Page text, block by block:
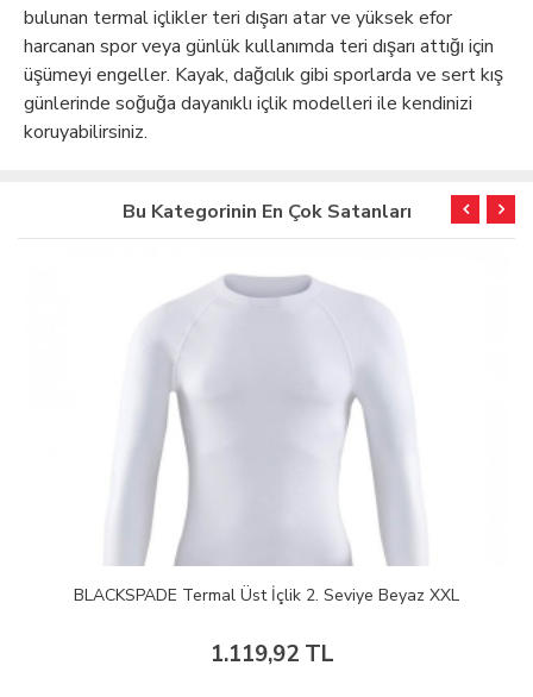
bulunan termal içlikler teri dışarı atar ve yüksek efor
harcanan spor veya günlük kullanımda teri dışarı attığı için
üşümeyi engeller. Kayak, dağcılık gibi sporlarda ve sert kış
günlerinde soğuğa dayanıklı içlik modelleri ile kendinizi
koruyabilirsiniz.
Bu Kategorinin En Çok Satanları
BLACKSPADE Termal Üst İçlik 2. Seviye Beyaz XXL
1.119,92 TL